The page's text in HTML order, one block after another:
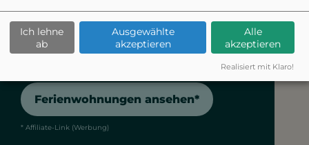
Die besten Ferienwohnungen für dich
und deinen Vierbeiner. Hier ist dein Hund
nicht nur erlaubt, sondern auch
Ferienwohnungen ansehen*
* Affiliate-Link (Werbung)
Ich lehne
ab
Ausgewählte
akzeptieren
Alle
akzeptieren
Realisiert mit Klaro!